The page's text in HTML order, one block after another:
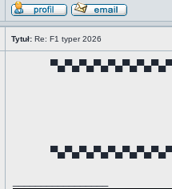
Tytuł: Re: F1 typer 2026